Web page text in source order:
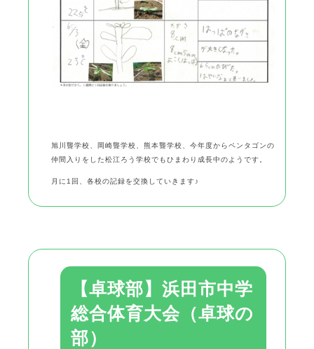
旭川聾学校、岡崎聾学校、熊本聾学校、今年度からペンタゴンの
仲間入りをした松江ろう学校でもひまわり成長中のようです。
月に1回、各校の記録を交換していきます♪
【卓球部】浜田市中学
総合体育大会（卓球の
部）